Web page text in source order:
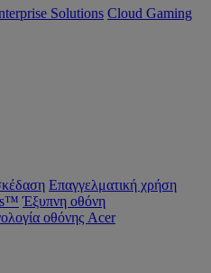
Solutions Cloud Gaming
Επαγγελματική χρήση
Έξυπνη οθόνη
οθόνης Acer